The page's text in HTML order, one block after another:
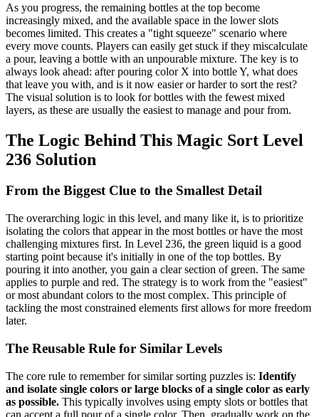
As you progress, the remaining bottles at the top become
increasingly mixed, and the available space in the lower slots
becomes limited. This creates a "tight squeeze" scenario where
every move counts. Players can easily get stuck if they miscalculate
a pour, leaving a bottle with an unpourable mixture. The key is to
always look ahead: after pouring color X into bottle Y, what does
that leave you with, and is it now easier or harder to sort the rest?
The visual solution is to look for bottles with the fewest mixed
layers, as these are usually the easiest to manage and pour from.
The Logic Behind This Magic Sort Level
236 Solution
From the Biggest Clue to the Smallest Detail
The overarching logic in this level, and many like it, is to prioritize
isolating the colors that appear in the most bottles or have the most
challenging mixtures first. In Level 236, the green liquid is a good
starting point because it's initially in one of the top bottles. By
pouring it into another, you gain a clear section of green. The same
applies to purple and red. The strategy is to work from the "easiest"
or most abundant colors to the most complex. This principle of
tackling the most constrained elements first allows for more freedom
later.
The Reusable Rule for Similar Levels
The core rule to remember for similar sorting puzzles is: Identify
and isolate single colors or large blocks of a single color as early
as possible. This typically involves using empty slots or bottles that
can accept a full pour of a single color. Then, gradually work on the